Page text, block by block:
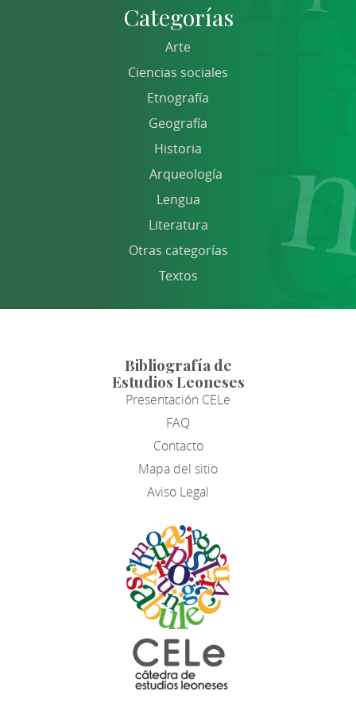
Categorías
Arte
Ciencias sociales
Etnografía
Geografía
Historia
Arqueología
Lengua
Literatura
Otras categorías
Textos
Bibliografía de
Estudios Leoneses
Presentación CELe
FAQ
Contacto
Mapa del sitio
Aviso Legal